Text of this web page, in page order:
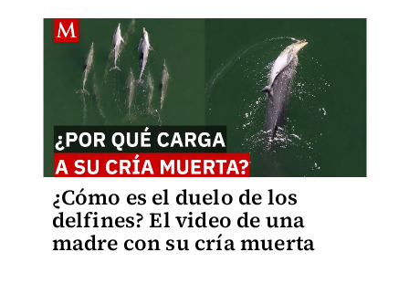
¿Cómo es el duelo de los
delfines? El video de una
madre con su cría muerta